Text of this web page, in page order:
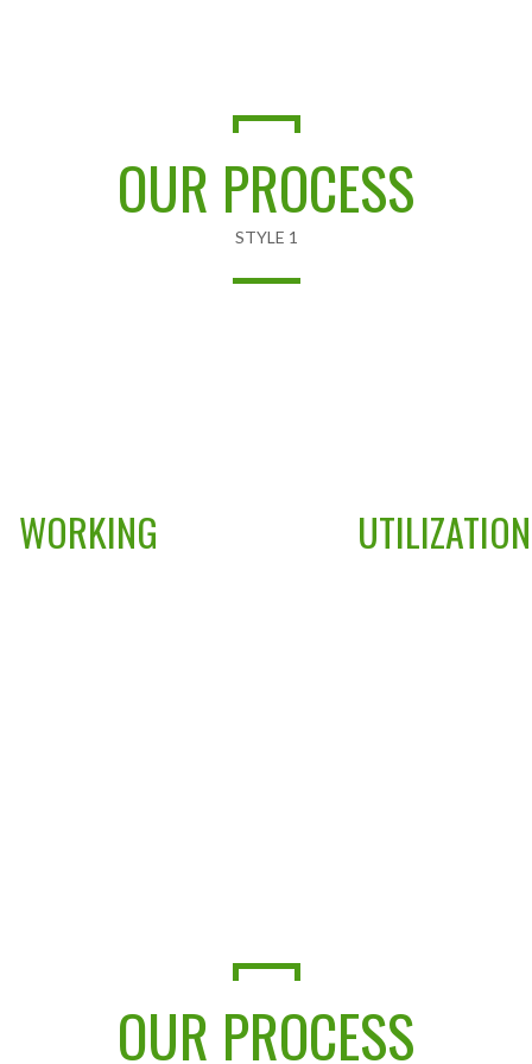
OUR PROCESS
STYLE 1
WORKING UTILIZATION
OUR PROCESS